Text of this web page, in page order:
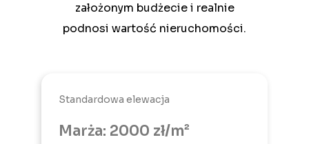
założonym budżecie i realnie
podnosi wartość nieruchomości.
Standardowa elewacja
Marża: 2000 zł/m²